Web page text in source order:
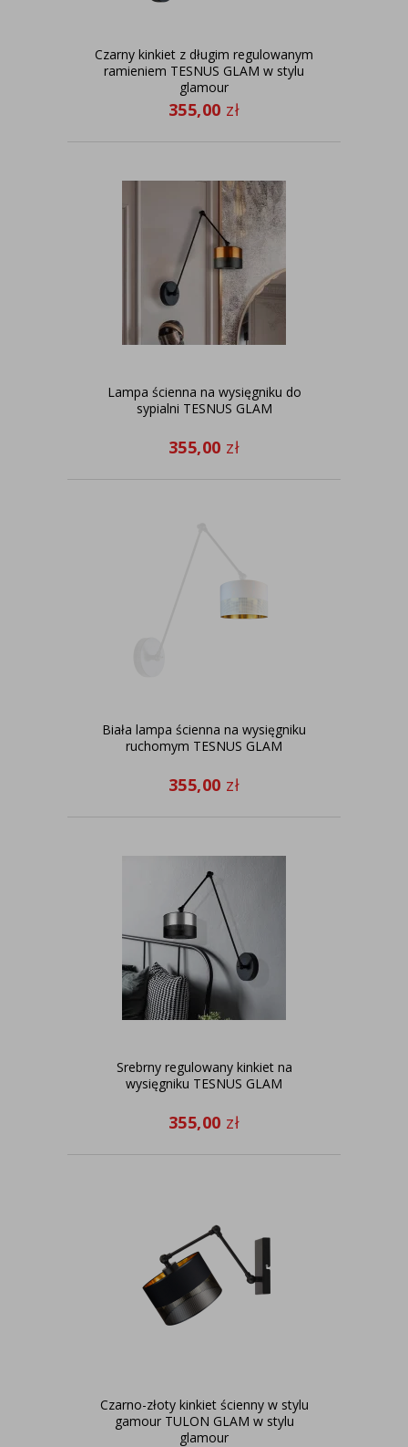
Czarny kinkiet z długim regulowanym
ramieniem TESNUS GLAM w stylu
glamour
355,00 zł
Lampa ścienna na wysięgniku do
sypialni TESNUS GLAM
355,00 zł
Biała lampa ścienna na wysięgniku
ruchomym TESNUS GLAM
355,00 zł
Srebrny regulowany kinkiet na
wysięgniku TESNUS GLAM
355,00 zł
Czarno-złoty kinkiet ścienny w stylu
gamour TULON GLAM w stylu
glamour